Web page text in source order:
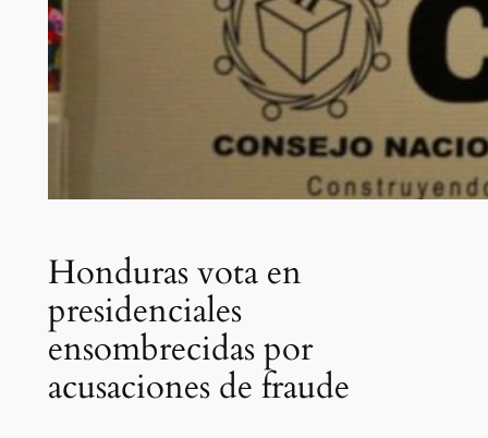
Honduras vota en
presidenciales
ensombrecidas por
acusaciones de fraude